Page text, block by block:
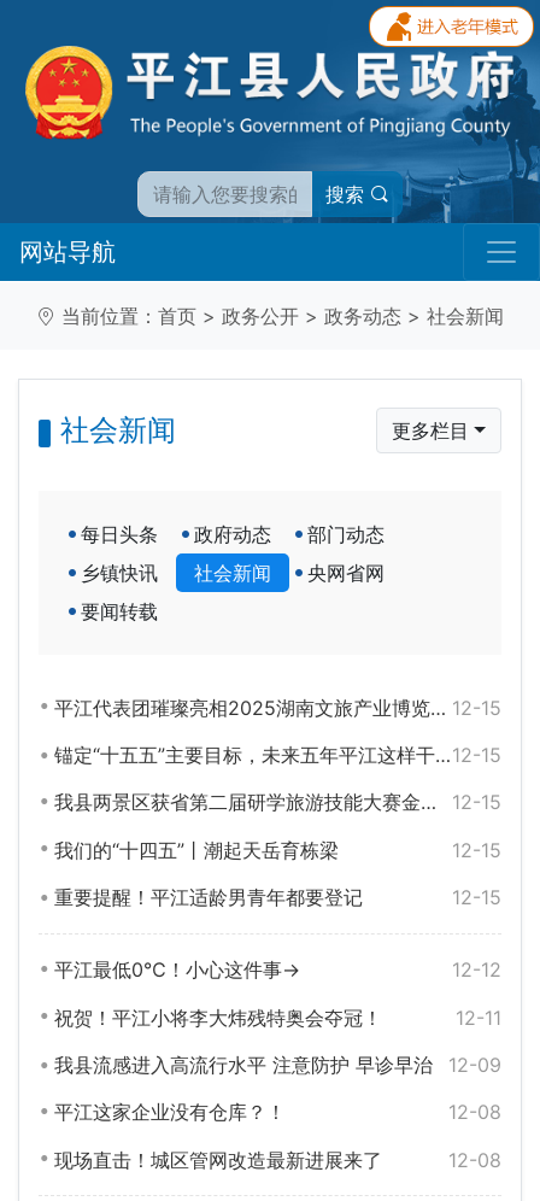
搜索
网站导航
当前位置： 首页 > 政务公开 > 政务动态 > 社会新闻
社会新闻 更多栏目
每日头条 政府动态
部门动态
乡镇快讯
社会新闻
央网省网
要闻转载
12-15
平江代表团璀璨亮相2025湖南文旅产业博览会，特色产品斩获多项殊荣
12-15
锚定“十五五”主要目标，未来五年平江这样干！
12-15
我县两景区获省第二届研学旅游技能大赛金铜奖
12-15
我们的“十四五”丨潮起天岳育栋梁
12-15
重要提醒！平江适龄男青年都要登记
12-12
平江最低0℃！小心这件事→
12-11
祝贺！平江小将李大炜残特奥会夺冠！
12-09
我县流感进入高流行水平 注意防护 早诊早治
12-08
平江这家企业没有仓库？！
12-08
现场直击！城区管网改造最新进展来了